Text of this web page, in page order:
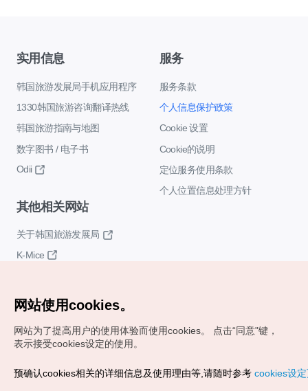
实用信息
韩国旅游发展局手机应用程序
1330韩国旅游咨询翻译热线
韩国旅游指南与地图
数字图书 / 电子书
Odii
服务
服务条款
个人信息保护政策
Cookie 设置
Cookie的说明
定位服务使用条款
个人位置信息处理方针
其他相关网站
关于韩国旅游发展局
K-Mice
Copyrights (c) 韩国旅游发展局版权所有
网站使用cookies。
网站为了提高用户的使用体验而使用cookies。
点击“同意"键，
表示接受cookies设定的使用。
预确认cookies相关的详细信息及使用理由等,请随时参考 cookies设